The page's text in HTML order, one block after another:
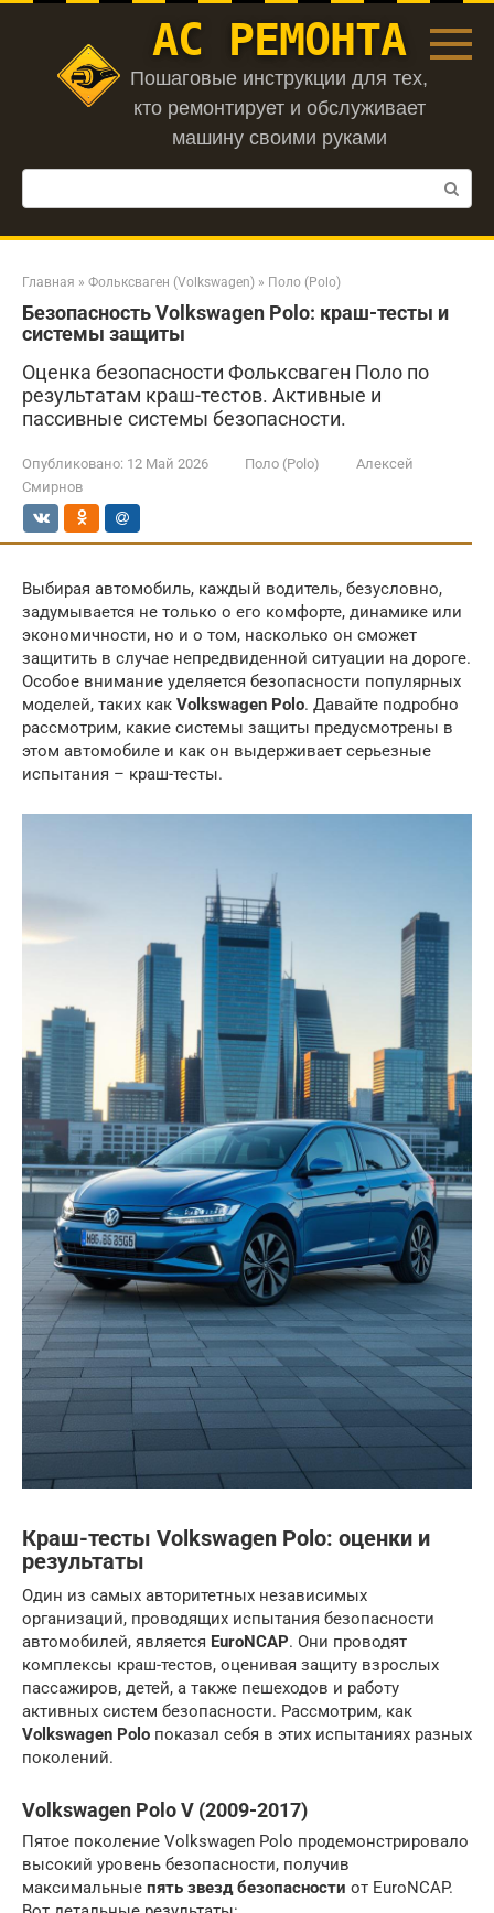
Перейти
АС РЕМОНТА
Пошаговые инструкции для тех,
кто ремонтирует и обслуживает
машину своими руками
Поиск:
Главная » Фольксваген (Volkswagen) » Поло (Polo)
Безопасность Volkswagen Polo: краш-тесты и
системы защиты
Оценка безопасности Фольксваген Поло по
результатам краш-тестов. Активные и
пассивные системы безопасности.
Опубликовано: 12 Май 2026 Поло (Polo)
Алексей
Смирнов
Выбирая автомобиль, каждый водитель, безусловно,
задумывается не только о его комфорте, динамике или
экономичности, но и о том, насколько он сможет
защитить в случае непредвиденной ситуации на дороге.
Особое внимание уделяется безопасности популярных
моделей, таких как Volkswagen Polo. Давайте подробно
рассмотрим, какие системы защиты предусмотрены в
этом автомобиле и как он выдерживает серьезные
испытания – краш-тесты.
Краш-тесты Volkswagen Polo: оценки и
результаты
Один из самых авторитетных независимых
организаций, проводящих испытания безопасности
автомобилей, является EuroNCAP. Они проводят
комплексы краш-тестов, оценивая защиту взрослых
пассажиров, детей, а также пешеходов и работу
активных систем безопасности. Рассмотрим, как
Volkswagen Polo показал себя в этих испытаниях разных
поколений.
Volkswagen Polo V (2009-2017)
Пятое поколение Volkswagen Polo продемонстрировало
высокий уровень безопасности, получив
максимальные пять звезд безопасности от EuroNCAP.